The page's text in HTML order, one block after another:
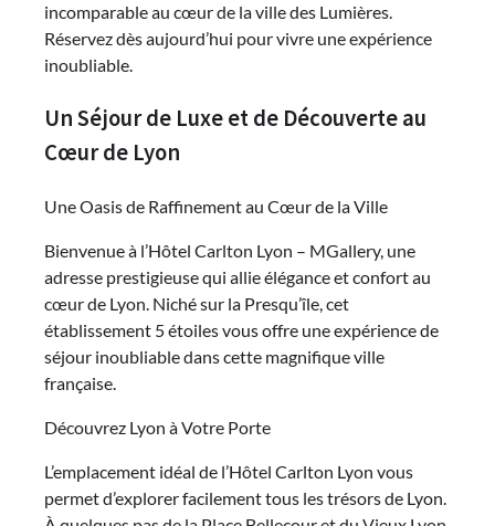
incomparable au cœur de la ville des Lumières.
Réservez dès aujourd’hui pour vivre une expérience
inoubliable.
Un Séjour de Luxe et de Découverte au
Cœur de Lyon
Une Oasis de Raffinement au Cœur de la Ville
Bienvenue à l’Hôtel Carlton Lyon – MGallery, une
adresse prestigieuse qui allie élégance et confort au
cœur de Lyon. Niché sur la Presqu’île, cet
établissement 5 étoiles vous offre une expérience de
séjour inoubliable dans cette magnifique ville
française.
Découvrez Lyon à Votre Porte
L’emplacement idéal de l’Hôtel Carlton Lyon vous
permet d’explorer facilement tous les trésors de Lyon.